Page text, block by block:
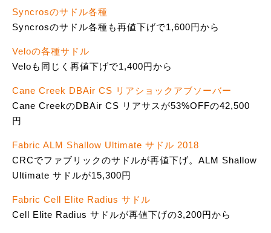
Syncrosのサドル各種
Syncrosのサドル各種も再値下げで1,600円から
Veloの各種サドル
Veloも同じく再値下げで1,400円から
Cane Creek DBAir CS リアショックアブソーバー
Cane CreekのDBAir CS リアサスが53%OFFの42,500
円
Fabric ALM Shallow Ultimate サドル 2018
CRCでファブリックのサドルが再値下げ。ALM Shallow
Ultimate サドルが15,300円
Fabric Cell Elite Radius サドル
Cell Elite Radius サドルが再値下げの3,200円から